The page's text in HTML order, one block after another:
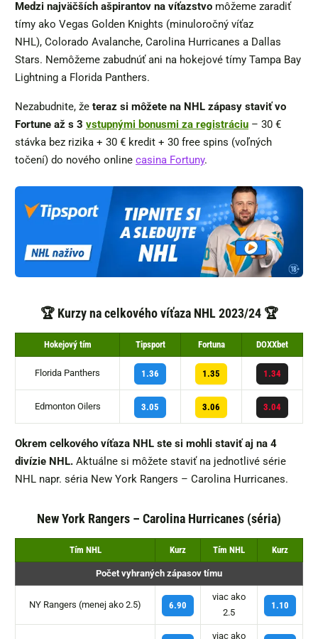
Medzi najväčších ašpirantov na víťazstvo môžeme zaradiť
tímy ako Vegas Golden Knights (minuloročný víťaz
NHL), Colorado Avalanche, Carolina Hurricanes a Dallas
Stars. Nemôžeme zabudnúť ani na hokejové tímy Tampa Bay
Lightning a Florida Panthers.
Nezabudnite, že teraz si môžete na NHL zápasy staviť vo
Fortune až s 3 vstupnými bonusmi za registráciu – 30 €
stávka bez rizika + 30 € kredit + 30 free spins (voľných
točení) do nového online casina Fortuny.
🏆 Kurzy na celkového víťaza NHL 2023/24 🏆
Hokejový tím Tipsport Fortuna DOXXbet
Florida Panthers 1.36 1.35 1.34
Edmonton Oilers 3.05 3.06 3.04
Okrem celkového víťaza NHL ste si mohli staviť aj na 4
divízie NHL. Aktuálne si môžete staviť na jednotlivé série
NHL napr. séria New York Rangers – Carolina Hurricanes.
New York Rangers – Carolina Hurricanes (séria)
Tím NHL Kurz Tím NHL Kurz
Počet vyhraných zápasov tímu
NY Rangers (menej ako 2.5) 6.90
viac ako
2.5
1.10
viac ako